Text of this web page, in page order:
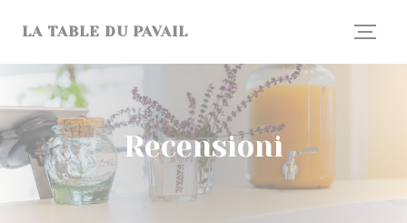
LA TABLE DU PAVAIL
Recensioni